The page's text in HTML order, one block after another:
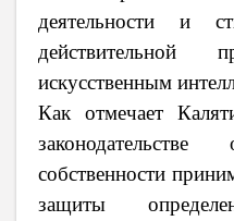
деятельности и
действительной
искусственным
Как отмечает
собственности
защиты